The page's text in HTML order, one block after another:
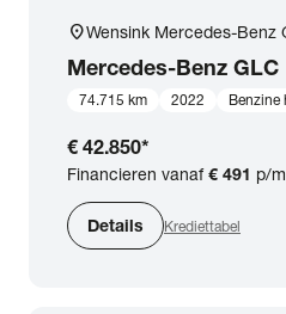
location_onWensink Mercedes-Benz
Mercedes-Benz GLC
74.715 km 2022 Benzine
€ 42.850*
Financieren vanaf€ 491 p/m
Details Krediettabel